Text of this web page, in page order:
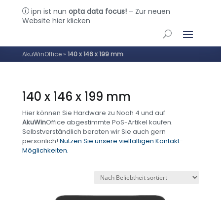
pipn ist nun opta data focus!– Zur neuen
Website hier klicken
AkuWinOffice» 140 x 146 x 199 mm
140 x 146 x 199 mm
Hier können Sie Hardware zu Noah 4 und auf
AkuWinOffice abgestimmte PoS-Artikel kaufen.
Selbstverständlich beraten wir Sie auch gern
persönlich! Nutzen Sie unsere vielfältigen Kontakt-
Möglichkeiten.